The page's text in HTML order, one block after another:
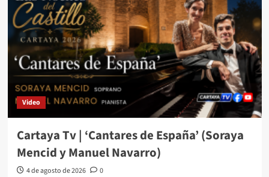
Video
Cartaya Tv | ‘Cantares de España’ (Soraya
Mencid y Manuel Navarro)
4 de agosto de 2026 0